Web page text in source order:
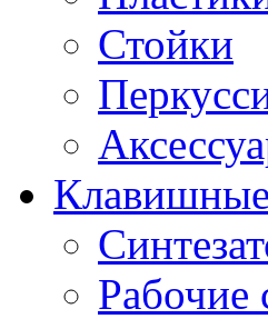
Стойки
Рабочие